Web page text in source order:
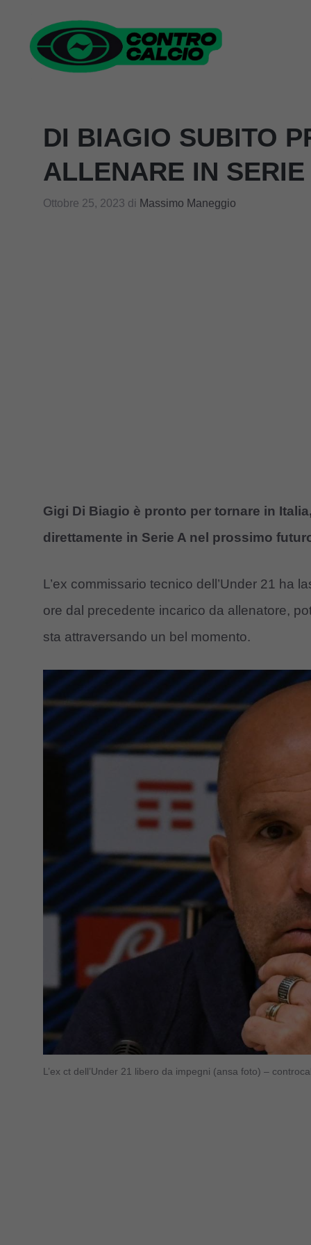
contenuto
DI BIAGIO SUBITO
ALLENARE IN SERIE
Ottobre 25, 2023 di Massimo Maneggio
Gigi Di Biagio è pronto per tornare in
direttamente in Serie A nel prossimo
L’ex commissario tecnico dell’Under 21 ha
ore dal precedente incarico da allenatore,
sta attraversando un bel momento.
L’ex ct dell’Under 21 libero da impegni (ansa foto) –